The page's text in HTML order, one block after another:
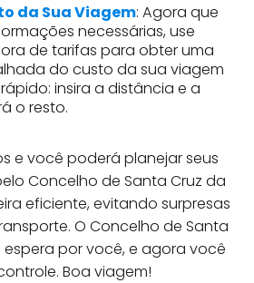
da Sua Viagem: Agora que
necessárias, use
de tarifas para obter uma
do custo da sua viagem
insira a distância e a
o resto.
e você poderá planejar seus
Concelho de Santa Cruz da
eficiente, evitando surpresas
O Concelho de Santa
espera por você, e agora você
Boa viagem!